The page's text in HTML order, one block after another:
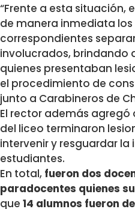
“Frente a esta
de manera inmediata
correspondientes
involucrados, brindando
quienes presentaban
el procedimiento de
junto a Carabineros de
El rector además
del liceo terminaron
intervenir y resguardar
estudiantes.
En total, fueron dos
paradocentes quienes
que 14 alumnos fueron